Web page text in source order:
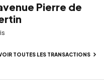
Pierre de
TOUTES LES TRANSACTIONS